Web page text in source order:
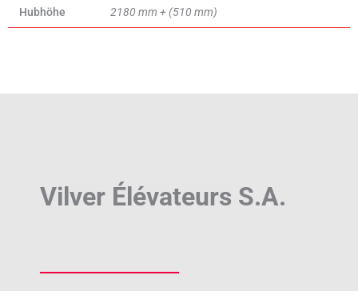
Hubhöhe 2180 mm + (510 mm)
Vilver Élévateurs S.A.